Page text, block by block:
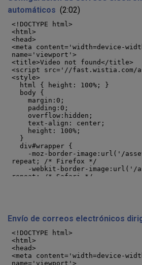
automáticos (2:02)
Envío de correos electrónicos